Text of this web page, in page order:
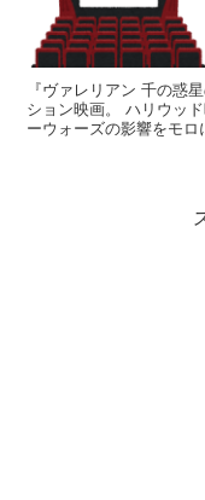
『ヴァレリアン 千の惑
ション映画。 ハリウッド映画じゃないんだね。 ネタバレ、感想 スタ
ーウォーズの影響をモロに受けている。